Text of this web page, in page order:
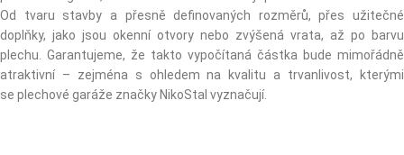
Od tvaru stavby a přesně definovaných rozměrů, přes užitečné
doplňky, jako jsou okenní otvory nebo zvýšená vrata, až po barvu
plechu. Garantujeme, že takto vypočítaná částka bude mimořádně
atraktivní – zejména s ohledem na kvalitu a trvanlivost, kterými
se plechové garáže značky NikoStal vyznačují.